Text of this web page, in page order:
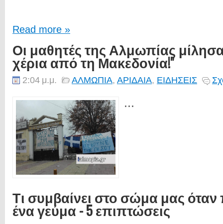
Read more »
Οι μαθητές της Αλμωπίας
χέρια από τη Μακεδονία!"
2:04 μ.μ. ΑΛΜΩΠΙΑ, ΑΡΙΔΑΙΑ, ΕΙΔΗΣΕΙΣ
...
Τι συμβαίνει στο σώμα μας
ένα γεύμα - 5 επιπτώσεις